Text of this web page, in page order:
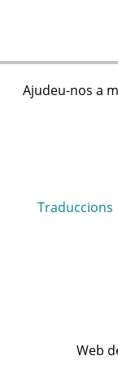
Ajudeu-nos a
Traduccions
Web